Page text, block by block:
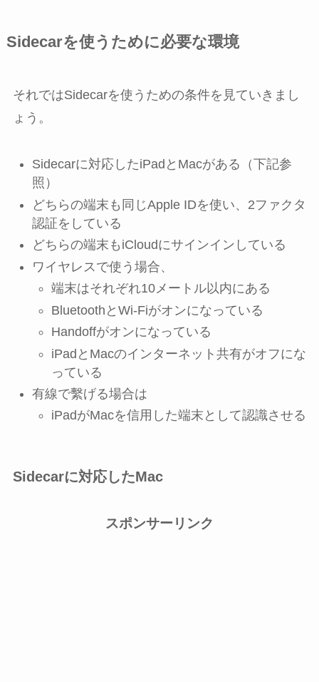
Sidecarを使うために必要な環境
それではSidecarを使うための条件を見ていきまし
ょう。
Sidecarに対応したiPadとMacがある（下記参
照）
どちらの端末も同じApple IDを使い、2ファクタ
認証をしている
どちらの端末もiCloudにサインインしている
ワイヤレスで使う場合、
端末はそれぞれ10メートル以内にある
BluetoothとWi-Fiがオンになっている
Handoffがオンになっている
iPadとMacのインターネット共有がオフにな
っている
有線で繫げる場合は
iPadがMacを信用した端末として認識させる
Sidecarに対応したMac
スポンサーリンク